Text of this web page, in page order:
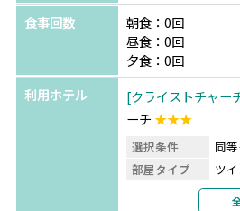
●ミルフォードサウンド観光：
たり）
※日付によって料金が変動します。
ください。
食事回数
朝食：0回
昼食：0回
夕食：0回
利用ホテル
クライストチャー
ーチ★★★
選択条件 同
部屋タイプ
ツ
2名